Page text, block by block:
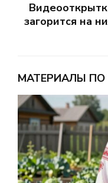
загорится на
МАТЕРИАЛЫ ПО